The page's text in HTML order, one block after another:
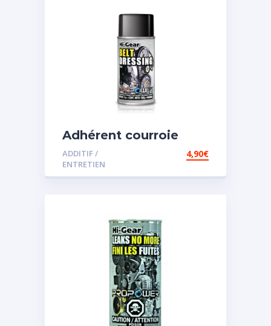
Adhérent courroie
ADDITIF /
ENTRETIEN
4,90€